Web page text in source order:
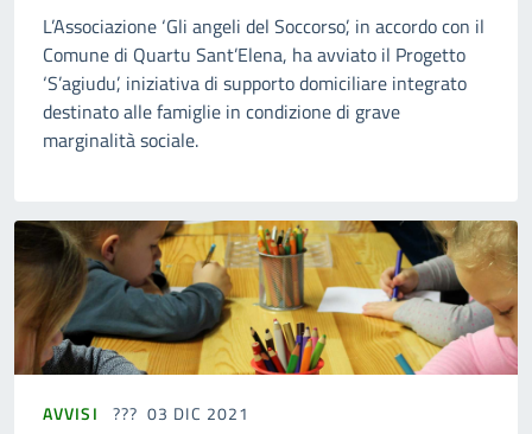
L’Associazione ‘Gli angeli del Soccorso’, in accordo con il
Comune di Quartu Sant’Elena, ha avviato il Progetto
‘S’agiudu’, iniziativa di supporto domiciliare integrato
destinato alle famiglie in condizione di grave
marginalità sociale.
AVVISI 03 DIC 2021